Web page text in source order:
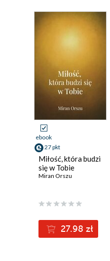
ebook
27 pkt
Miłość, która budzi
się w Tobie
Miran Orszu
27.98 zł